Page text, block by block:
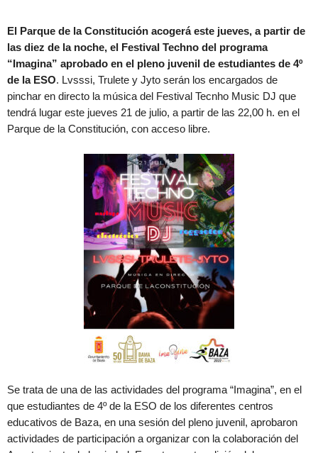
El Parque de la Constitución acogerá este jueves, a partir de
las diez de la noche, el Festival Techno del programa
“Imagina” aprobado en el pleno juvenil de estudiantes de 4º
de la ESO. Lvsssi, Trulete y Jyto serán los encargados de
pinchar en directo la música del Festival Tecnho Music DJ que
tendrá lugar este jueves 21 de julio, a partir de las 22,00 h. en el
Parque de la Constitución, con acceso libre.
Se trata de una de las actividades del programa “Imagina”, en el
que estudiantes de 4º de la ESO de los diferentes centros
educativos de Baza, en una sesión del pleno juvenil, aprobaron
actividades de participación a organizar con la colaboración del